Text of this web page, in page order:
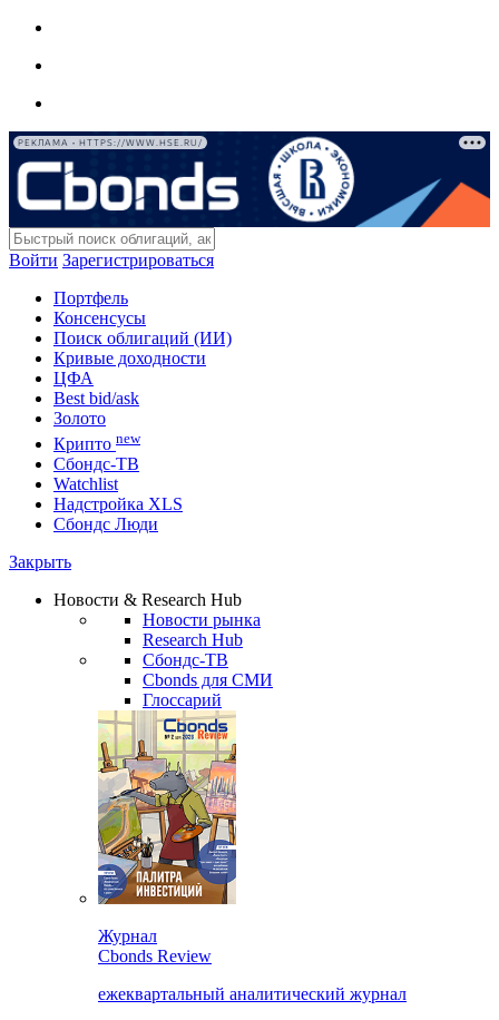
РЕКЛАМА • HTTPS://WWW.HSE.RU/
Войти Зарегистрироваться
Портфель
Консенсусы
Поиск облигаций (ИИ)
Кривые доходности
ЦФА
Best bid/ask
Золото
Крипто new
Сбондс-ТВ
Watchlist
Надстройка XLS
Сбондс Люди
Закрыть
Новости & Research Hub
Новости рынка
Research Hub
Сбондс-ТВ
Cbonds для СМИ
Глоссарий
Журнал
Cbonds Review
ежеквартальный аналитический журнал